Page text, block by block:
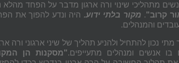
מתהליכי שינוי ורה ארגון מדבר על הפחד מהלא
קרוב"
. מקור בלתי ידוע. היה ונדע להפוך את
והמנהלים.
נכון להתחיל ולהניע תהליך של שיני ארגוני ורה
בו אנשים ומנהלים מתעייפים."מסקנות הן